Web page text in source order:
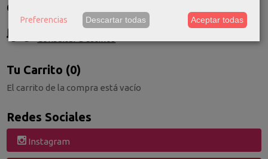
Costes de Envío
GRATIS *
Tu Carrito (0)
El carrito de la compra está vacío
Redes Sociales
Instagram
Preferencias Descartar todas Aceptar todas